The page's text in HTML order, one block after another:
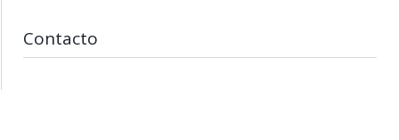
Contacto